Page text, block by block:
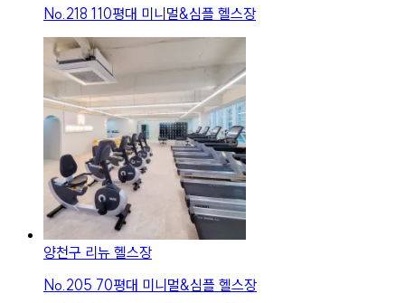
No. 218 110평대 미니멀&심플 헬스장
양천구 리뉴 헬스장
No. 205 70평대 미니멀&심플 헬스장